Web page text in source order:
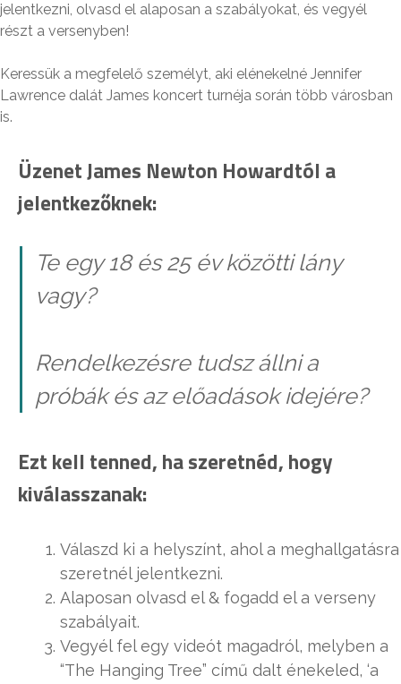
jelentkezni, olvasd el alaposan a szabályokat, és vegyél
részt a versenyben!
Keressük a megfelelő személyt, aki elénekelné Jennifer
Lawrence dalát James koncert turnéja során több városban
is.
Üzenet James Newton Howardtól a
jelentkezőknek:
Te egy 18 és 25 év közötti lány
vagy?
Rendelkezésre tudsz állni a
próbák és az előadások idejére?
Ezt kell tenned, ha szeretnéd, hogy
kiválasszanak:
Válaszd ki a helyszínt, ahol a meghallgatásra
szeretnél jelentkezni.
Alaposan olvasd el & fogadd el a verseny
szabályait.
Vegyél fel egy videót magadról, melyben a
“The Hanging Tree” című dalt énekeled, ‘a